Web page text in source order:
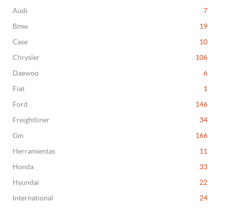
Audi
7
Bmw
19
Case
10
Chrysler
106
Daewoo
6
Fiat
1
Ford
146
Freightliner
34
Gm
166
Herramientas
11
Honda
33
Hyundai
22
International
24